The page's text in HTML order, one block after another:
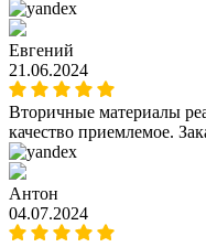
Евгений
21.06.2024
Вторичные материалы
качество приемлемое.
Антон
04.07.2024